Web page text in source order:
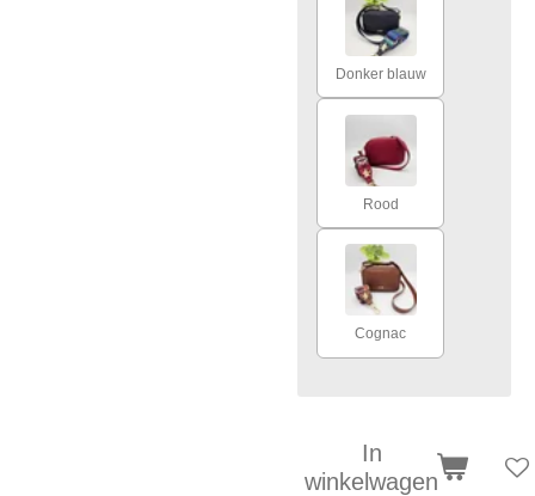
Donker blauw
Rood
Cognac
In
winkelwagen